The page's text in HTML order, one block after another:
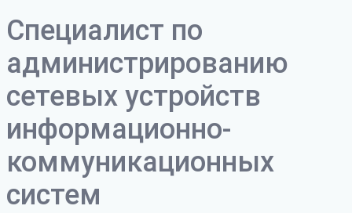
Специалист по
администрированию
сетевых устройств
информационно-
коммуникационных
систем